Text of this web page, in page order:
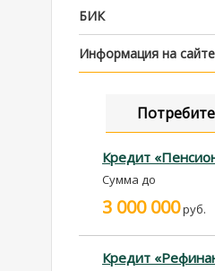
БИК
Информация на
Кредит
Сумма до
3 000 000руб.
Кредит